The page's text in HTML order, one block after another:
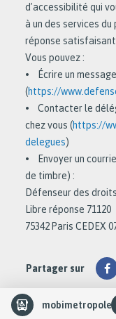
d’accessibilité qui
à un des services
réponse
Vous pouvez :
• Écrire un
(https://
• Contacter le
chez vous (https://
delegues)
• Envoyer un
de timbre) :
Défenseur des droits
Libre réponse 71120
75342 Paris CEDEX
Partager sur
slider
elementmobimetropole